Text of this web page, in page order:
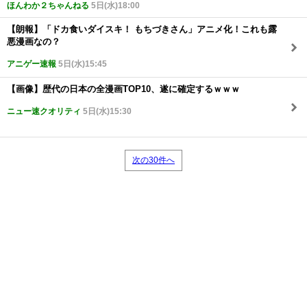
ほんわか２ちゃんねる 5日(水)18:00
【朗報】「ドカ食いダイスキ！ もちづきさん」アニメ化！これも露
悪漫画なの？
アニゲー速報 5日(水)15:45
【画像】歴代の日本の全漫画TOP10、遂に確定するｗｗｗ
ニュー速クオリティ 5日(水)15:30
次の30件へ